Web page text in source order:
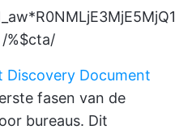
%$cta/
Discovery Document
fasen van de
bureaus. Dit